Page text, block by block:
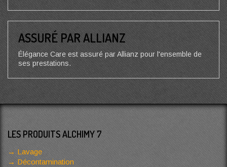
ASSURÉ PAR ALLIANZ
Élégance Care est assuré par Allianz pour l'ensemble de
ses prestations.
LES PRODUITS ALCHIMY 7
Lavage
Décontamination